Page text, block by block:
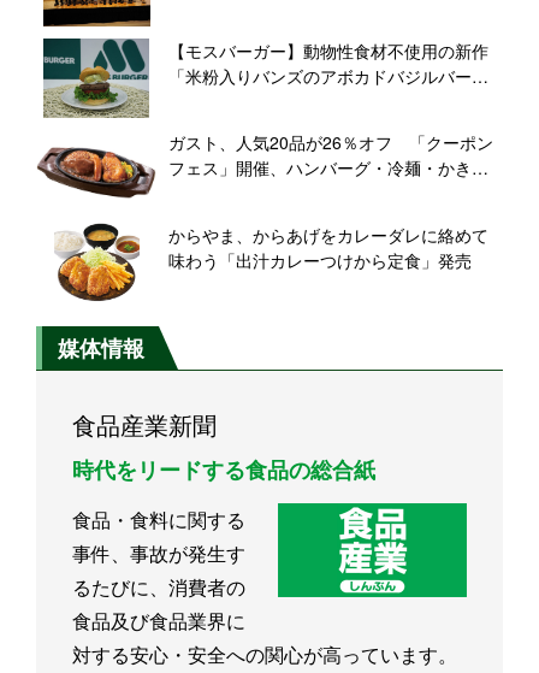
【モスバーガー】動物性食材不使用の新作
「米粉入りバンズのアボカドバジルバーガ
ガスト、人気20品が26％オフ 「クーポン
フェス」開催、ハンバーグ・冷麺・かき氷
からやま、からあげをカレーダレに絡めて
味わう「出汁カレーつけから定食」発売
媒体情報
食品産業新聞
時代をリードする食品の総合紙
食品・食料に関する
事件、事故が発生す
るたびに、消費者の
食品及び食品業界に
対する安心・安全への関心が高っています。